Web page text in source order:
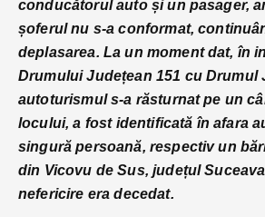
conducătorul auto și un pasager,
șoferul nu s-a conformat,
deplasarea. La un moment dat, în
Drumului Județean 151 cu Drumul
autoturismul s-a răsturnat pe un
locului, a fost identificată în afara
singură persoană, respectiv un
din Vicovu de Sus, județul
nefericire era decedat.